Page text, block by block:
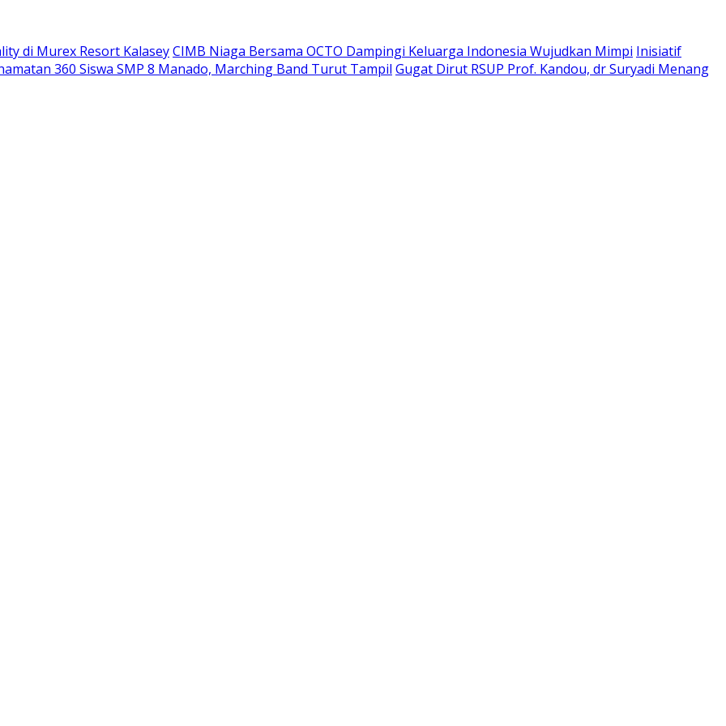
di Murex Resort KalaseyCIMB Niaga Bersama OCTO Dampingi Keluarga Indonesia Wujudkan Mimpi Inisiatif
360 Siswa SMP 8 Manado, Marching Band Turut Tampil Gugat Dirut RSUP Prof. Kandou, dr Suryadi Menang